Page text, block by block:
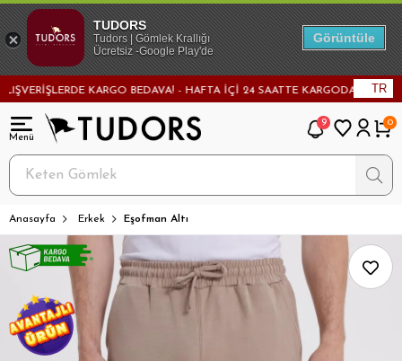
KARGO BEDAVA! - HAFTA İÇİ 24 SAATTE KARGODA! - TR
9 0
Anasayfa Erkek Eşofman Altı
TUDORS
Tudors | Gömlek Krallığı
Ücretsiz -Google Play'de
Görüntüle